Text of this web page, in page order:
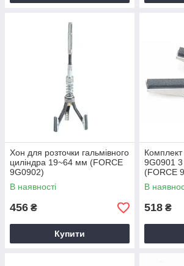
Хон для розточки гальмівного
циліндра 19~64 мм (FORCE
9G0902)
В наявності
456 ₴
Купити
Комплект
9G0901
(FORCE
В
518 ₴